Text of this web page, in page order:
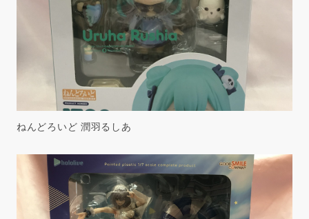
ねんどろいど 潤羽るしあ